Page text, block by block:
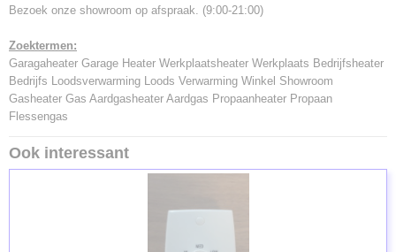
Bezoek onze showroom op afspraak. (9:00-21:00)
Zoektermen:
Garagaheater Garage Heater Werkplaatsheater Werkplaats Bedrijfsheater
Bedrijfs Loodsverwarming Loods Verwarming Winkel Showroom
Gasheater Gas Aardgasheater Aardgas Propaanheater Propaan
Flessengas
Ook interessant